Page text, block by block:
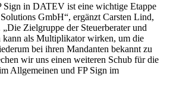
Sign in DATEV ist eine wichtige Etappe
GmbH“, ergänzt Carsten Lind,
Zielgruppe der Steuerberater und
kann als Multiplikator wirken, um die
bei ihren Mandanten bekannt zu
wir uns einen weiteren Schub für die
Allgemeinen und FP Sign im